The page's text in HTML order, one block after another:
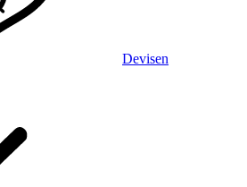
Devisen